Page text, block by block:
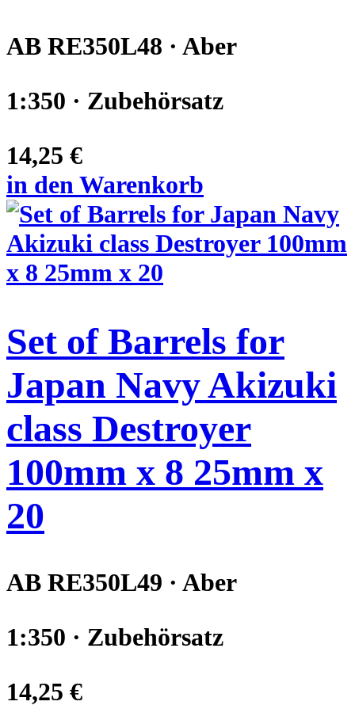
AB RE350L48 · Aber
1:350 · Zubehörsatz
14,25 €
in den Warenkorb
Set of Barrels for
Japan Navy Akizuki
class Destroyer
100mm x 8 25mm x
20
AB RE350L49 · Aber
1:350 · Zubehörsatz
14,25 €